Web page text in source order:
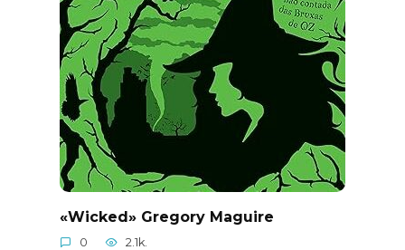
«Wicked» Gregory Maguire
0 2.1k.